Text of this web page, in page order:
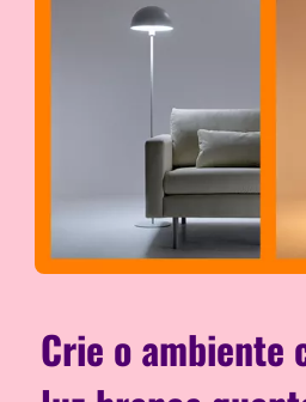
Crie o ambiente